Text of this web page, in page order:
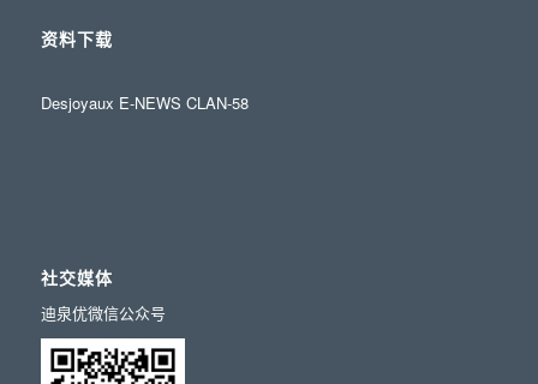
资料下载
Desjoyaux E-NEWS CLAN-58
社交媒体
迪泉优微信公众号